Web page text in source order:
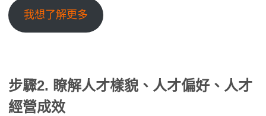
我想了解更多
步驟2. 瞭解人才樣貌、人才偏好、人才
經營成效